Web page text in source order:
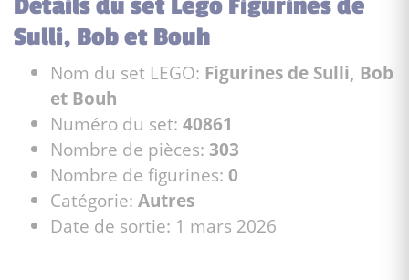
Détails du set Lego Figurines de
Sulli, Bob et Bouh
Nom du set LEGO: Figurines de Sulli, Bob
et Bouh
Numéro du set: 40861
Nombre de pièces: 303
Nombre de figurines: 0
Catégorie: Autres
Date de sortie: 1 mars 2026